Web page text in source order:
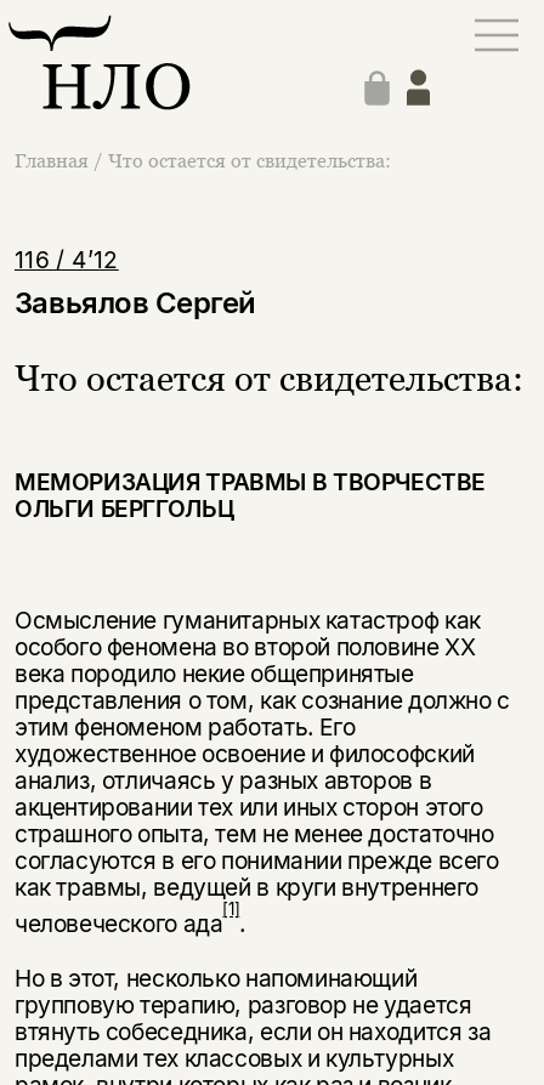
Главная / Что остается от свидетельства:
116 / 4’12
Завьялов Сергей
Что остается от свидетельства:
МЕМОРИЗАЦИЯ ТРАВМЫ В ТВОРЧЕСТВЕ
ОЛЬГИ БЕРГГОЛЬЦ
Осмысление гуманитарных катастроф как
особого феномена во второй по­ловине ХХ
века породило некие общепринятые
представления о том, как со­знание должно с
этим феноменом работать. Его
художественное освоение и философский
анализ, отличаясь у разных авторов в
акцентировании тех или иных сторон этого
страшного опыта, тем не менее достаточно
согласуются в его понимании прежде всего
как травмы, ведущей в круги внутреннего
чело­веческого ада[1].
Но в этот, несколько напоминающий
групповую терапию, разговор не уда­ется
втянуть собеседника, если он находится за
пределами тех классовых и культурных